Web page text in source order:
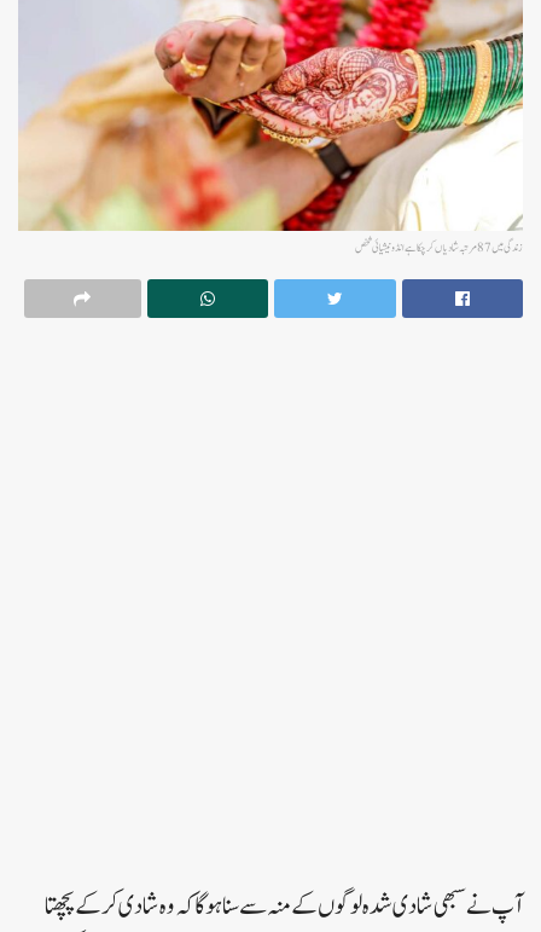
زندگی میں 87 مرتبہ شادیاں کرچکا ہےانڈونیشیائی شخص
آپ نے سبھی شادی شدہ لوگوں کے منہ سے سنا ہوگا کہ وہ شادی کرکے پچھتا